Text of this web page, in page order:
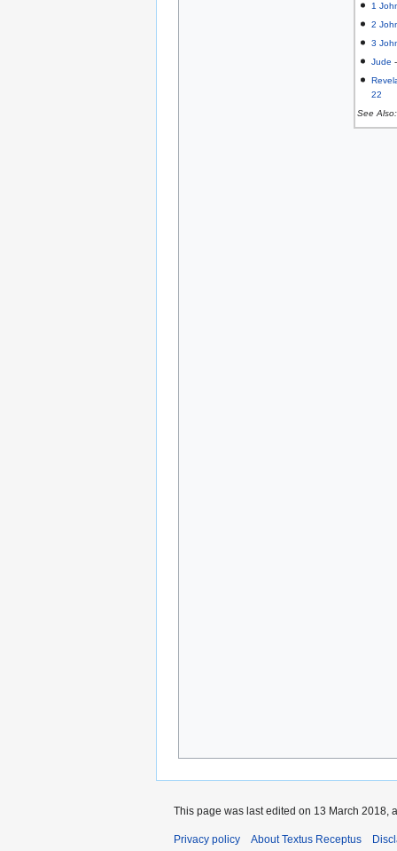
1
2
3
Jude
22
See
This page was last edited on 13 March 2018,
Privacy policy About Textus Receptus